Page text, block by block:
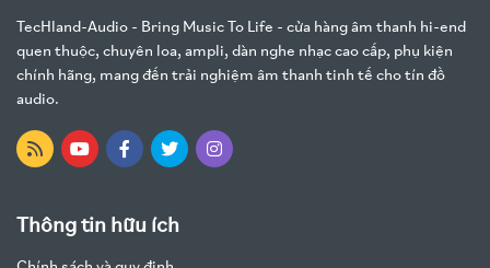
TecHland-Audio - Bring Music To Life - cửa hàng âm thanh hi-end
quen thuộc, chuyên loa, ampli, dàn nghe nhạc cao cấp, phụ kiện
chính hãng, mang đến trải nghiệm âm thanh tinh tế cho tín đồ
audio.
Thông tin hữu ích